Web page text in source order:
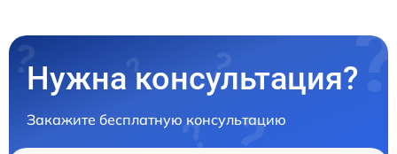
Нужна консультация?
Закажите бесплатную консультацию